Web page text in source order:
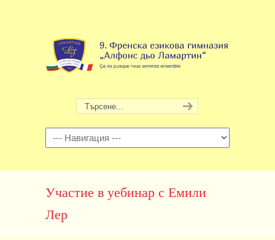
Навигация
Участие в уебинар с Емили
Лер